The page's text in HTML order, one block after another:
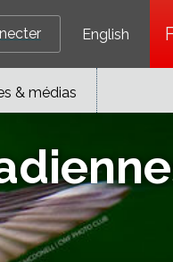
English
& médias